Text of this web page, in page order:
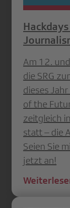
Am 12.
die SRG
dieses
of the
zeitgleich
statt – die
Seien Sie
jetzt an!